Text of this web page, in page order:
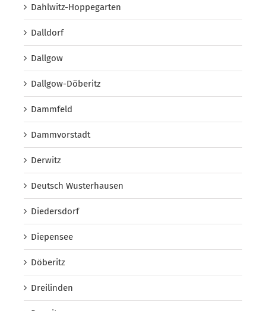
Dahlwitz-Hoppegarten
Dalldorf
Dallgow
Dallgow-Döberitz
Dammfeld
Dammvorstadt
Derwitz
Deutsch Wusterhausen
Diedersdorf
Diepensee
Döberitz
Dreilinden